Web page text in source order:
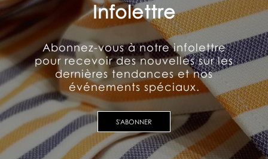
Infolettre
Abonnez-vous à notre infolettre
pour recevoir des nouvelles sur les
dernières tendances et nos
événements spéciaux.
S'ABONNER